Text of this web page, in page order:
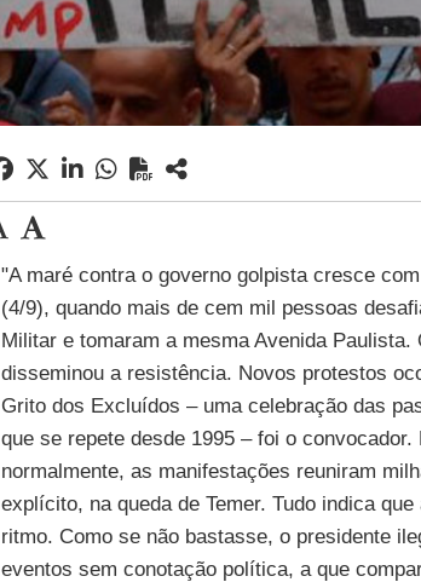
"A maré contra o governo golpista cresce
(4/9), quando mais de cem mil pessoas
Militar e tomaram a mesma Avenida
disseminou a resistência. Novos protestos
Grito dos Excluídos – uma celebração das
que se repete desde 1995 – foi o
normalmente, as manifestações reuniram
explícito, na queda de Temer. Tudo indica
ritmo. Como se não bastasse, o presidente
eventos sem conotação política, a que